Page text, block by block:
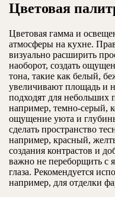
Цветовая
Цветовая гамма и
атмосферы на кухне.
визуально расширить
наоборот, создать
тона, такие как белый,
увеличивают площадь и
подходят для небольших
например, темно-серый,
ощущение уюта и
сделать пространство
например, красный,
создания контрастов и
важно не переборщить с
глаза. Рекомендуется
например, для отделки